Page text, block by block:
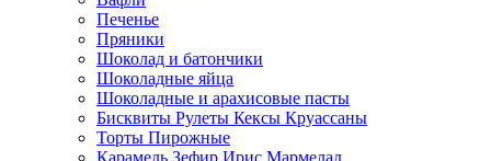
Печенье
Пряники
Шоколад и батончики
Шоколадные яйца
Шоколадные и арахисовые пасты
Бисквиты Рулеты Кексы Круассаны
Торты Пирожные
Карамель Зефир Ирис Мармелад